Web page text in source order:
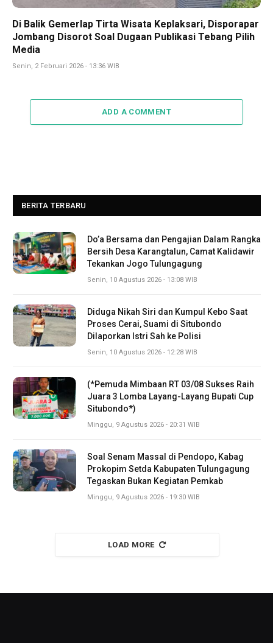
Di Balik Gemerlap Tirta Wisata Keplaksari, Disporapar
Jombang Disorot Soal Dugaan Publikasi Tebang Pilih
Media
Senin, 2 Februari 2026 - 13:36 WIB
ADD A COMMENT
BERITA TERBARU
Do’a Bersama dan Pengajian Dalam Rangka
Bersih Desa Karangtalun, Camat Kalidawir
Tekankan Jogo Tulungagung
Senin, 10 Agustus 2026 - 13:08 WIB
Diduga Nikah Siri dan Kumpul Kebo Saat
Proses Cerai, Suami di Situbondo
Dilaporkan Istri Sah ke Polisi
Senin, 10 Agustus 2026 - 12:28 WIB
(*Pemuda Mimbaan RT 03/08 Sukses Raih
Juara 3 Lomba Layang-Layang Bupati Cup
Situbondo*)
Minggu, 9 Agustus 2026 - 20:31 WIB
Soal Senam Massal di Pendopo, Kabag
Prokopim Setda Kabupaten Tulungagung
Tegaskan Bukan Kegiatan Pemkab
Minggu, 9 Agustus 2026 - 19:30 WIB
LOAD MORE